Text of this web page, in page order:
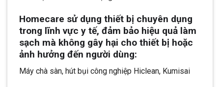
Homecare sử dụng thiết bị chuyên dụng
trong lĩnh vực y tế, đảm bảo hiệu quả làm
sạch mà không gây hại cho thiết bị hoặc
ảnh hưởng đến người dùng:
Máy chà sàn, hút bụi công nghiệp Hiclean, Kumisai